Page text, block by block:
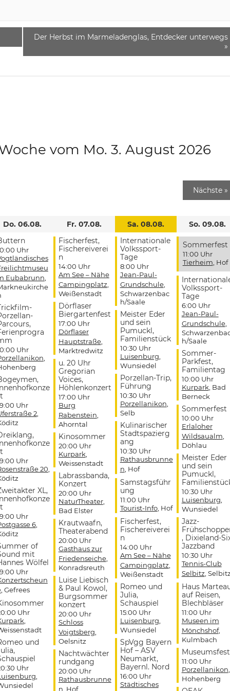
Der Herbst im Marmeladenglas, Entdecker unterwegs
»
vom Mo. 3. August 2026
Nächste »
Do. 06.08.
Uhr
Eubabrunn
Uhr
Uhr
2,
Uhr
20
XL,
Uhr
6,
of
mit
Wölfel
Uhr
, Gefrees
Uhr
und
Uhr
Fr. 07.08.
Fischerfest,
Fischereiverei
n
14:00 Uhr
Am See – Nähe
Campingplatz
Weißenstadt
Dörflaser
Biergartenfest
17:00 Uhr
Dörflaser
Hauptstraße,
Marktredwitz
u. 20 Uhr
Gregorian
Voices,
Höhlenkonzert
17:00 Uhr
Burg
Rabenstein
Ahorntal
Kinosommer
20:00 Uhr
Kurpark
Weissenstadt
Labrassbanda,
Konzert
20:00 Uhr
NaturTheater,
Bad Elster
Krautwaafn,
Theaterabend
20:00 Uhr
Gasthaus zur
Friedenseiche,
Konradsreuth
Luise Liebisch
& Paul Kowol,
Burgsommer
konzert
20:00 Uhr
Schloss
Voigtsberg
Oelsnitz
Nachtwächter
rundgang
20:00 Uhr
Rathausbrunne
n , Hof
Sa. 08.08.
Internationale
Volkssport-
Tage
8:00 Uhr
Jean-Paul-
Grundschule,
Schwarzenbac
h/Saale
Meister Eder
und sein
Pumuckl,
Familienstück
10:30 Uhr
Luisenburg
Wunsiedel
Porzellan-Trip,
Führung
10:30 Uhr
Porzellanikon
Selb
Kulinarischer
Stadtspazierg
ang
10:30 Uhr
Rathausbrunne
n , Hof
Samstagsführ
ung
11:00 Uhr
Tourist-Info, Hof
Fischerfest,
Fischereiverei
n
14:00 Uhr
Am See – Nähe
Campingplatz
Weißenstadt
Romeo und
Julia,
Schauspiel
15:00 Uhr
Luisenburg
Wunsiedel
SpVgg Bayern
Hof – ASV
Neumarkt,
Bayernl. Nord
16:00 Uhr
Städtisches
So. 09.08.
Sommerfest
11:00 Uhr
Tierheim , Hof
Volkssport-
Tage
6:00 Uhr
Jean-Paul-
Grundschule,
h/Saale
Sommer-
Parkfest,
Familientag
10:00 Uhr
Kurpark , Bad
Berneck
Sommerfest
10:00 Uhr
Erlaloher
Wildsaualm
Döhlau
Meister Eder
und sein
Pumuckl,
10:30 Uhr
Luisenburg
Wunsiedel
Jazz-
, Dixieland-
Jazzband
10:30 Uhr
Tennis-Club
Selbitz ,
Haus
auf Reisen,
Blechbläser
11:00 Uhr
Museen im
Mönchshof,
Kulmbach
Museumsfest
11:00 Uhr
Porzellanikon
Hohenberg